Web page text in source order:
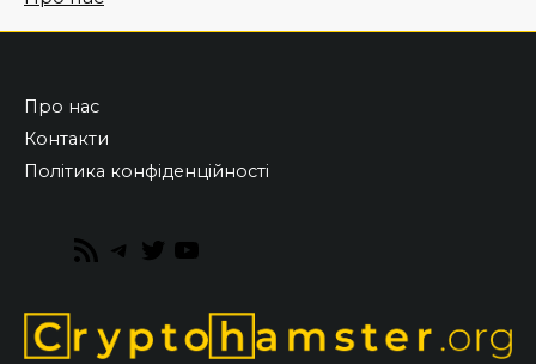
Про нас
Контакти
Політика конфіденційності
RSS
Telegram
Twitter